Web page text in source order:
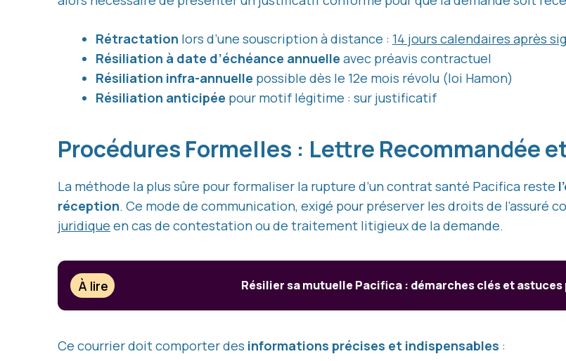
Rétractation lors d’une souscription à distance : 14 jours calendaires après
Résiliation à date d’échéance annuelle avec préavis contractuel
Résiliation infra-annuelle possible dès le 12e mois révolu (loi Hamon)
Résiliation anticipée pour motif légitime : sur justificatif
Procédures Formelles : Lettre Recommandée
La méthode la plus sûre pour formaliser la rupture d’un contrat santé Pacifica reste
réception. Ce mode de communication, exigé pour préserver les droits de l’assuré
juridique en cas de contestation ou de traitement litigieux de la demande.
À lire Résilier sa mutuelle Pacifica : démarches clés et
Ce courrier doit comporter des informations précises et indispensables :